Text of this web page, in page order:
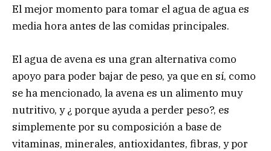
El mejor momento para tomar el agua de agua es
media hora antes de las comidas principales.
El agua de avena es una gran alternativa como
apoyo para poder bajar de peso, ya que en sí, como
se ha mencionado, la avena es un alimento muy
nutritivo, y ¿ porque ayuda a perder peso?, es
simplemente por su composición a base de
vitaminas, minerales, antioxidantes, fibras, y por